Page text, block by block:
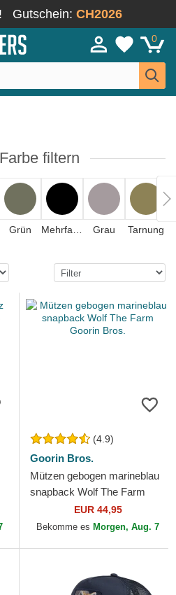
Gutschein: CH2026
0
filtern
Grün Grau Tarnung
(4.9)
Goorin Bros.
Mützen gebogen marineblau
snapback Wolf The Farm
Goorin Bros.EUR 44,95
Bekomme es Morgen, Aug. 7